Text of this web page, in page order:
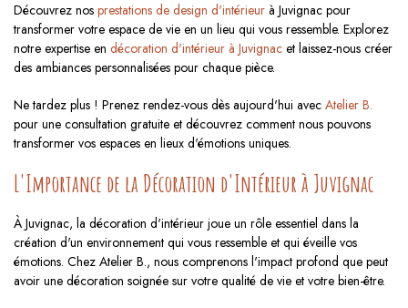
Découvrez nos prestations de design d'intérieur à Juvignac pour
transformer votre espace de vie en un lieu qui vous ressemble. Explorez
notre expertise en décoration d'intérieur à Juvignac et laissez-nous créer
des ambiances personnalisées pour chaque pièce.
Ne tardez plus ! Prenez rendez-vous dès aujourd'hui avec Atelier B.
pour une consultation gratuite et découvrez comment nous pouvons
transformer vos espaces en lieux d'émotions uniques.
L'Importance de la Décoration d'Intérieur à Juvignac
À Juvignac, la décoration d'intérieur joue un rôle essentiel dans la
création d'un environnement qui vous ressemble et qui éveille vos
émotions. Chez Atelier B., nous comprenons l'impact profond que peut
avoir une décoration soignée sur votre qualité de vie et votre bien-être.